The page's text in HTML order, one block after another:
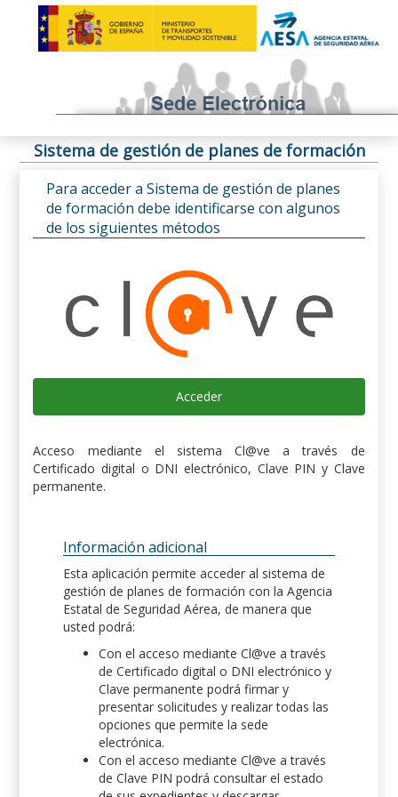
Sistema de gestión de planes de formación
Para acceder a Sistema de gestión de planes
de formación debe identificarse con algunos
de los siguientes métodos
Acceder
Acceso mediante el sistema Cl@ve a través de
Certificado digital o DNI electrónico, Clave PIN y Clave
permanente.
Información adicional
Esta aplicación permite acceder al sistema de
gestión de planes de formación con la Agencia
Estatal de Seguridad Aérea, de manera que
usted podrá:
Con el acceso mediante Cl@ve a través
de Certificado digital o DNI electrónico y
Clave permanente podrá firmar y
presentar solicitudes y realizar todas las
opciones que permite la sede
electrónica.
Con el acceso mediante Cl@ve a través
de Clave PIN podrá consultar el estado